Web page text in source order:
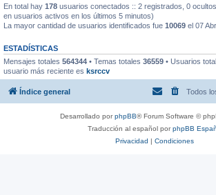
En total hay 178 usuarios conectados :: 2 registrados, 0
en usuarios activos en los últimos 5 minutos)
La mayor cantidad de usuarios identificados fue 10069 el 07
ESTADÍSTICAS
Mensajes totales 564344 • Temas totales 36559 • Usuarios
usuario más reciente es ksrccv
Índice general Todos
Desarrollado porphpBB® Forum Software ©
Traducción al español porphpBB
Privacidad | Condiciones